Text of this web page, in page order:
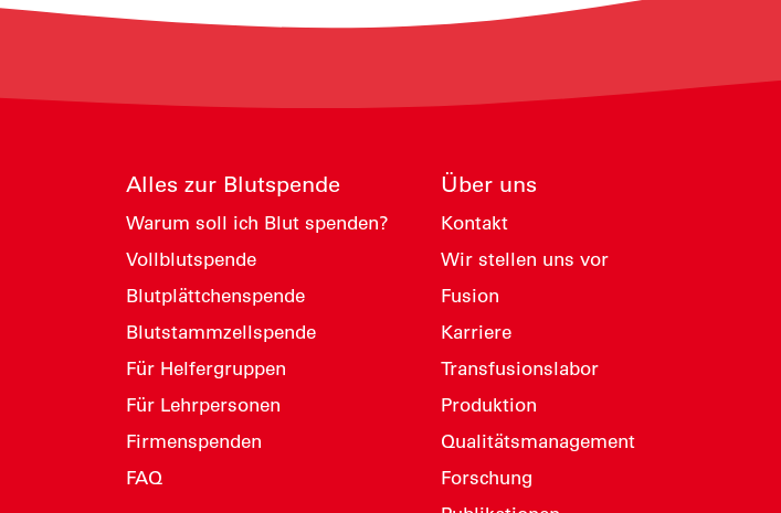
Alles zur Blutspende
Warum soll ich Blut spenden?
Vollblutspende
Blutplättchenspende
Blutstammzellspende
Für Helfergruppen
Für Lehrpersonen
Firmenspenden
FAQ
Über uns
Kontakt
Wir stellen uns vor
Fusion
Karriere
Transfusionslabor
Produktion
Qualitätsmanagement
Forschung